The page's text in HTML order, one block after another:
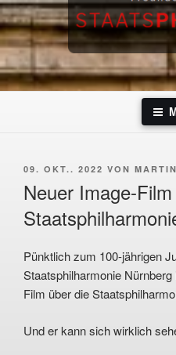
Zum
Inhalt
springen
VERÖFFENTLICHT
09. OKT.. 2022 VON
Neuer Image-
Pünktlich zum 100-jährigen
Staatsphilharmonie
Film über die
Und er kann sich wirklich